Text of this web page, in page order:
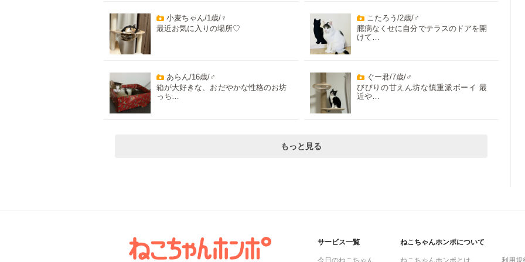
小麦ちゃん/1歳/♀
最近お気に入りの場所♡
こたろう/2歳/♂
臆病なくせに自分でテラスのドアを開
けて…
あらん/16歳/♂
箱が大好きな、おだやかな性格のお坊
っち…
ぐー君/7歳/♂
びびりの甘えん坊な慎重派ボーイ 最
近や…
もっと見る
サービス一覧
今日のねこちゃん
ねこちゃんホンポについて
ねこちゃんホンポとは 利用規